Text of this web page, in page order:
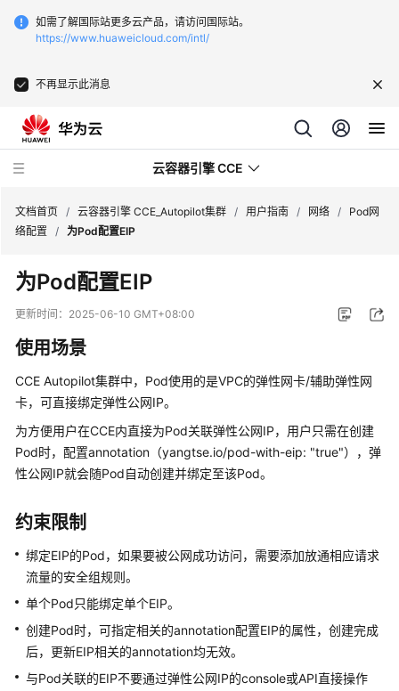
如需了解国际站更多云产品，请访问国际站。
https://www.huaweicloud.com/intl/
不再显示此消息
云容器引擎 CCE
最
动
态
务
公
告
产
品
介
绍
计
费
说
明
文档首页 / 云容器引擎 CCE_Autopilot集群 / 用户指南 / 网络 /
Pod网
络配置
/ 为Pod配置EIP
为Pod配置EIP
更新时间： 2025-06-10 GMT+08:00
使用场景
CCE Autopilot集群中，Pod使用的是VPC的弹性网卡/辅助弹性网
卡，可直接绑定弹性公网IP。
为方便用户在CCE内直接为Pod关联弹性公网IP，用户只需在创建
Pod时，配置annotation（yangtse.io/pod-with-eip: "true"），弹
性公网IP就会随Pod自动创建并绑定至该Pod。
约束限制
绑定EIP的Pod，如果要被公网成功访问，需要添加放通相应请求
流量的安全组规则。
单个Pod只能绑定单个EIP。
创建Pod时，可指定相关的annotation配置EIP的属性，创建完成
后，更新EIP相关的annotation均无效。
与Pod关联的EIP不要通过弹性公网IP的console或API直接操作